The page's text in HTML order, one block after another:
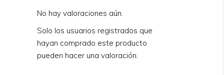
No hay valoraciones aún.
Solo los usuarios registrados que
hayan comprado este producto
pueden hacer una valoración.